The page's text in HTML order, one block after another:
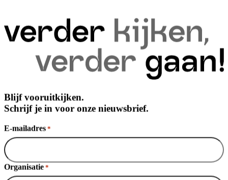
Blijf vooruitkijken.
Schrijf je in voor onze nieuwsbrief.
E-mailadres *
Organisatie *